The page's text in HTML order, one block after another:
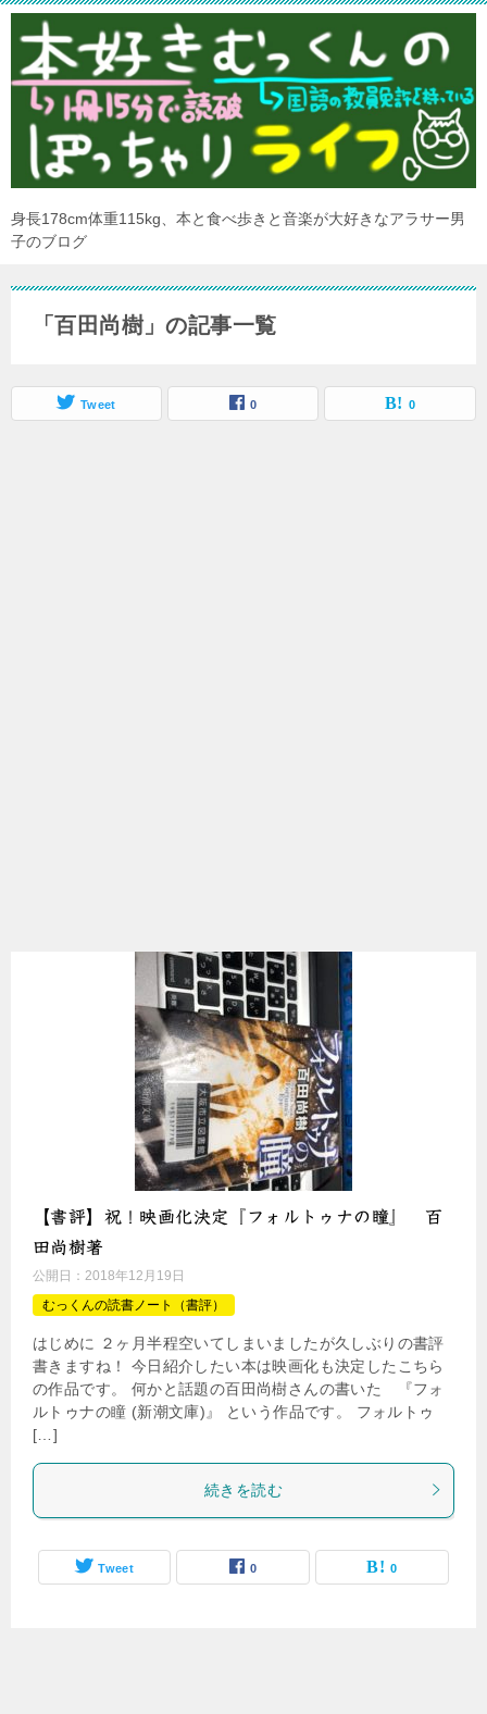
身長178cm体重115kg、本と食べ歩きと音楽が大好きなアラサー男
子のブログ
「百田尚樹」の記事一覧
Tweet 0 0
【書評】祝！映画化決定『フォルトゥナの瞳』 百
田尚樹著
公開日： 2018年12月19日
むっくんの読書ノート（書評）
はじめに ２ヶ月半程空いてしまいましたが久しぶりの書評
書きますね！ 今日紹介したい本は映画化も決定したこちら
の作品です。 何かと話題の百田尚樹さんの書いた 『フォ
ルトゥナの瞳 (新潮文庫)』 という作品です。 フォルトゥ
[…]
続きを読む
Tweet 0 0